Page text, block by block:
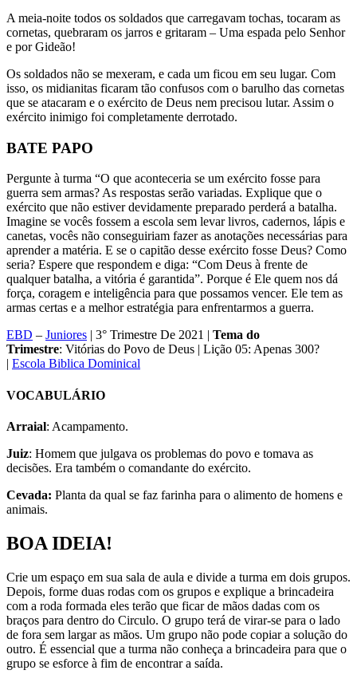
A meia-noite todos os soldados que carregavam tochas, tocaram as
cornetas, quebraram os jarros e gritaram – Uma espada pelo Senhor
e por Gideão!
Os soldados não se mexeram, e cada um ficou em seu lugar. Com
isso, os midianitas ficaram tão confusos com o barulho das cornetas
que se atacaram e o exército de Deus nem precisou lutar. Assim o
exército inimigo foi completamente derrotado.
BATE PAPO
Pergunte à turma “O que aconteceria se um exército fosse para
guerra sem armas? As respostas serão variadas. Explique que o
exército que não estiver devidamente preparado perderá a batalha.
Imagine se vocês fossem a escola sem levar livros, cadernos, lápis e
canetas, vocês não conseguiriam fazer as anotações necessárias para
aprender a matéria. E se o capitão desse exército fosse Deus? Como
seria? Espere que respondem e diga: “Com Deus à frente de
qualquer batalha, a vitória é garantida”. Porque é Ele quem nos dá
força, coragem e inteligência para que possamos vencer. Ele tem as
armas certas e a melhor estratégia para enfrentarmos a guerra.
EBD – Juniores | 3° Trimestre De 2021 | Tema do
Trimestre: Vitórias do Povo de Deus | Lição 05: Apenas 300?
| Escola Biblica Dominical
VOCABULÁRIO
Arraial: Acampamento.
Juiz: Homem que julgava os problemas do povo e tomava as
decisões. Era também o comandante do exército.
Cevada: Planta da qual se faz farinha para o alimento de homens e
animais.
BOA IDEIA!
Crie um espaço em sua sala de aula e divide a turma em dois grupos.
Depois, forme duas rodas com os grupos e explique a brincadeira
com a roda formada eles terão que ficar de mãos dadas com os
braços para dentro do Circulo. O grupo terá de virar-se para o lado
de fora sem largar as mãos. Um grupo não pode copiar a solução do
outro. É essencial que a turma não conheça a brincadeira para que o
grupo se esforce à fim de encontrar a saída.